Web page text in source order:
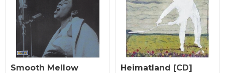
Smooth Mellow
Heimatland [CD]